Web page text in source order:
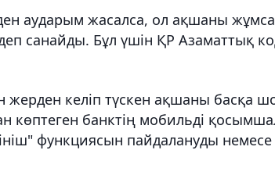
аударым жасалса, ол ақшаны
санайды. Бұл үшін ҚР Азаматтық
жерден келіп түскен ақшаны басқа
көптеген банктің мобильді
функциясын пайдалануды немесе